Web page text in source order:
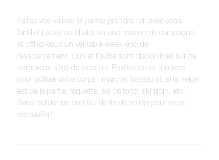
Faites vos valises et partez prendre l’air avec votre
famille! Louez un chalet ou une maison de campagne
et offrez-vous un véritable week-end de
ressourcement. L’un et l’autre sont disponibles sur de
nombreux sites de location. Profitez de ce moment
pour activer votre corps : marche, bateau et, si la neige
est de la partie, raquette, ski de fond, ski alpin, etc.
Sans oublier un bon feu de fin de soirée pour vous
réchauffer!